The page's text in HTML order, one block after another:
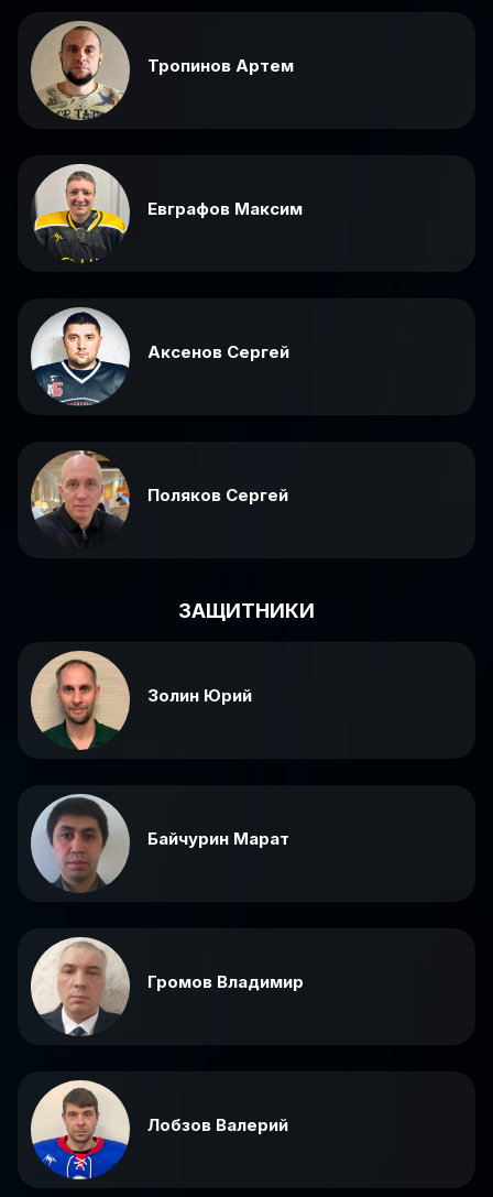
Тропинов Артем
Евграфов Максим
Аксенов Сергей
Поляков Сергей
ЗАЩИТНИКИ
Золин Юрий
Байчурин Марат
Громов Владимир
Лобзов Валерий